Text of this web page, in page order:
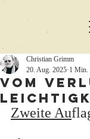
Vom
Christian Grimm
20. Aug. 2025 1 Min.
Zweite Au